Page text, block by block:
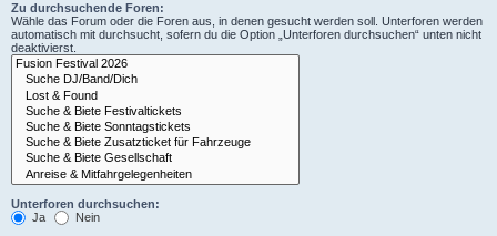
Zu durchsuchende Foren:
Wähle das Forum oder die Foren aus, in denen gesucht werden soll. Unterforen werden
automatisch mit durchsucht, sofern du die Option „Unterforen durchsuchen“ unten nicht
deaktivierst.
Unterforen durchsuchen:
Ja
Nein